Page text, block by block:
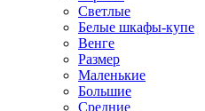
Светлые
Белые шкафы-купе
Венге
Размер
Маленькие
Большие
Средние